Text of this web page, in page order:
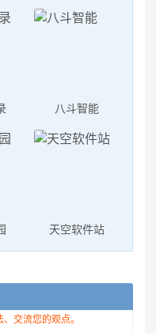
八斗智能
天空软件站
交流您的观点。